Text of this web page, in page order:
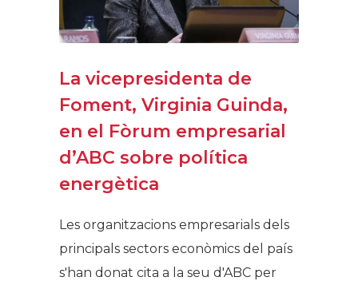
La vicepresidenta de
Foment, Virginia Guinda,
en el Fòrum empresarial
d’ABC sobre política
energètica
Les organitzacions empresarials dels
principals sectors econòmics del país
s'han donat cita a la seu d'ABC per